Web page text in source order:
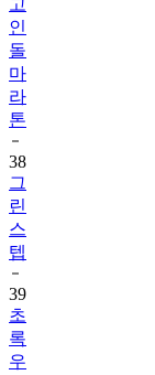
돌
마
라
톤
38
그
린
스
텝
39
초
록
우
산
런